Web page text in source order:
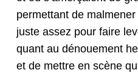
per­me­t­tant de
juste assez pour faire
quant au dénoue­ment
et de met­tre en scène